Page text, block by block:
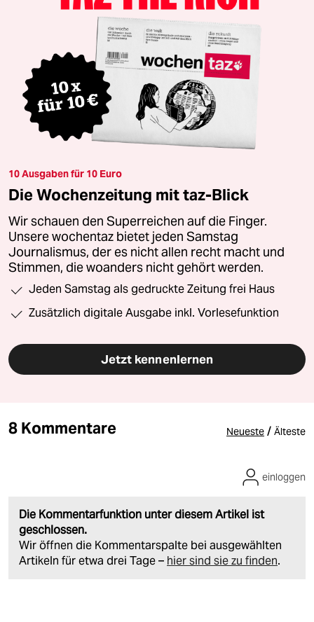
10 Ausgaben für 10 Euro
Die Wochenzeitung mit taz-Blick
Wir schauen den Superreichen auf die Finger.
Unsere wochentaz bietet jeden Samstag
Journalismus, der es nicht allen recht macht und
Stimmen, die woanders nicht gehört werden.
Jeden Samstag als gedruckte Zeitung frei Haus
Zusätzlich digitale Ausgabe inkl. Vorlesefunktion
Jetzt kennenlernen
8 Kommentare Neueste / Älteste
Die Kommentarfunktion unter diesem Artikel ist
geschlossen.
Wir öffnen die Kommentarspalte bei ausgewählten
Artikeln für etwa drei Tage – hier sind sie zu finden.
einloggen